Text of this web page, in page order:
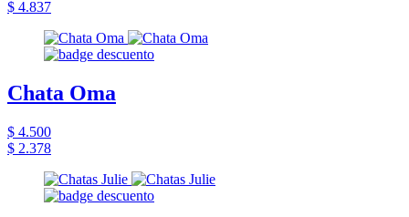
$ 4.837
Chata Oma
$ 4.500
$ 2.378